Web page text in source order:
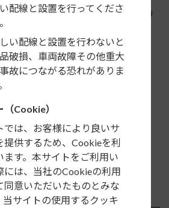
配線と設置を行ってくださ
い配線と設置を行わないと
破損、車両故障その他重大
故につながる恐れがありま
（Cookie）
では、お客様により良いサ
提供するため、Cookieを利
ます。本サイトをご利用い
には、当社のCookieの利用
同意いただいたものとみな
当サイトの使用するクッキ